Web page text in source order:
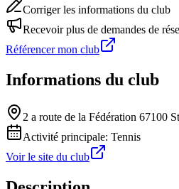
Corriger les informations du club
Recevoir plus de demandes de
Référencer mon club
Informations du club
2 a route de la Fédération 67100
Activité principale: Tennis
Voir le site du club